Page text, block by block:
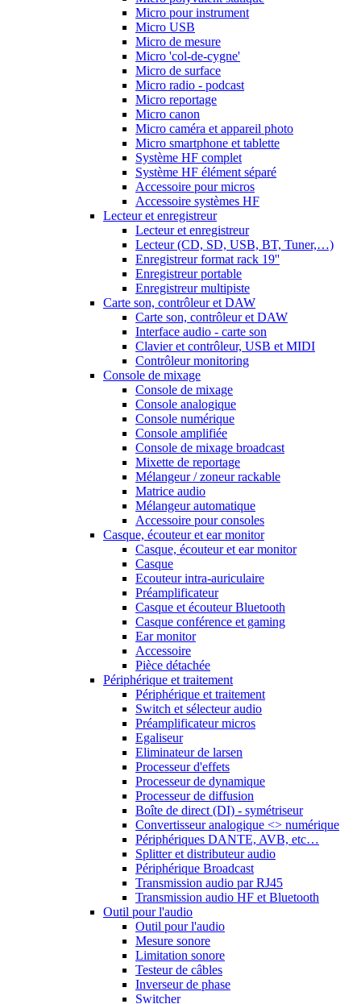
Micro pour instrument
Micro USB
Micro de mesure
Micro 'col-de-cygne'
Micro de surface
Micro radio - podcast
Micro reportage
Micro canon
Micro caméra et appareil photo
Micro smartphone et tablette
Système HF complet
Système HF élément séparé
Accessoire pour micros
Accessoire systèmes HF
Lecteur et enregistreur
Lecteur et enregistreur
Lecteur (CD, SD, USB, BT, Tuner,…)
Enregistreur format rack 19''
Enregistreur portable
Enregistreur multipiste
Carte son, contrôleur et DAW
Carte son, contrôleur et DAW
Interface audio - carte son
Clavier et contrôleur, USB et MIDI
Contrôleur monitoring
Console de mixage
Console de mixage
Console analogique
Console numérique
Console amplifiée
Console de mixage broadcast
Mixette de reportage
Mélangeur / zoneur rackable
Matrice audio
Mélangeur automatique
Accessoire pour consoles
Casque, écouteur et ear monitor
Casque, écouteur et ear monitor
Casque
Ecouteur intra-auriculaire
Préamplificateur
Casque et écouteur Bluetooth
Casque conférence et gaming
Ear monitor
Accessoire
Pièce détachée
Périphérique et traitement
Périphérique et traitement
Switch et sélecteur audio
Préamplificateur micros
Egaliseur
Eliminateur de larsen
Processeur d'effets
Processeur de dynamique
Processeur de diffusion
Boîte de direct (DI) - symétriseur
Convertisseur analogique <> numérique
Périphériques DANTE, AVB, etc…
Splitter et distributeur audio
Périphérique Broadcast
Transmission audio par RJ45
Transmission audio HF et Bluetooth
Outil pour l'audio
Outil pour l'audio
Mesure sonore
Limitation sonore
Testeur de câbles
Inverseur de phase
Switcher